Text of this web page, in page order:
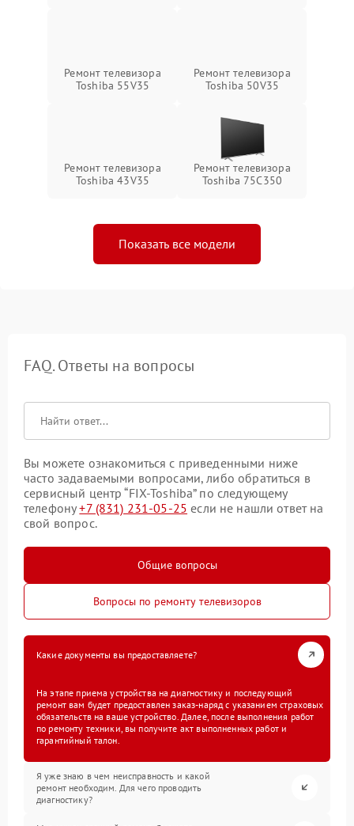
Ремонт телевизора
Toshiba 55V35
Ремонт телевизора
Toshiba 50V35
Ремонт телевизора
Toshiba 43V35
Ремонт телевизора
Toshiba 75C350
Показать все модели
FAQ. Ответы на вопросы
Вы можете ознакомиться с приведенными ниже
часто задаваемыми вопросами, либо обратиться в
сервисный центр “FIX-Toshiba” по следующему
телефону+7 (831) 231-05-25 если не нашли ответ на
свой вопрос.
Общие вопросы
Вопросы по ремонту телевизоров
Какие документы вы предоставляете?
На этапе приема устройства на диагностику и последующий
ремонт вам будет предоставлен заказ-наряд с указанием страховых
обязательств на ваше устройство. Далее, после выполнения работ
по ремонту техники, вы получите акт выполненных работ и
гарантийный талон.
Я уже знаю в чем неисправность и какой
ремонт необходим. Для чего проводить
диагностику?